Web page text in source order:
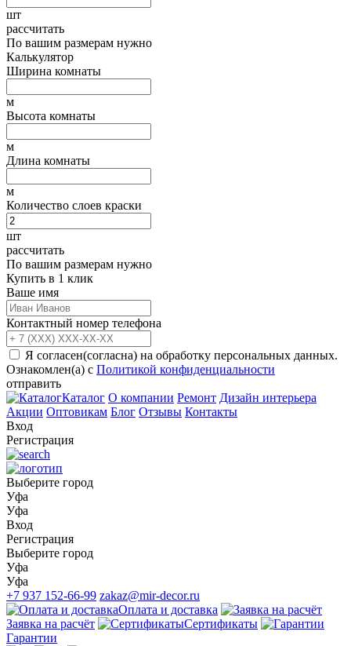
шт
рассчитать
По вашим размерам нужно
Калькулятор
Ширина комнаты
м
Высота комнаты
м
Длина комнаты
м
Количество слоев краски
шт
рассчитать
По вашим размерам нужно
Купить в 1 клик
Ваше имя
Контактный номер телефона
Я согласен(согласна) на обработку персональных данных.
Ознакомлен(а) с Политикой конфиденциальности
отправить
Каталог О компании Ремонт Дизайн интерьера
Акции Оптовикам Блог Отзывы Контакты
Вход
Регистрация
Выберите город
Уфа
Уфа
Вход
Регистрация
Выберите город
Уфа
Уфа
+7 937 152-66-99 zakaz@mir-decor.ru
Оплата и доставка
Заявка на расчёт
Сертификаты
Гарантии